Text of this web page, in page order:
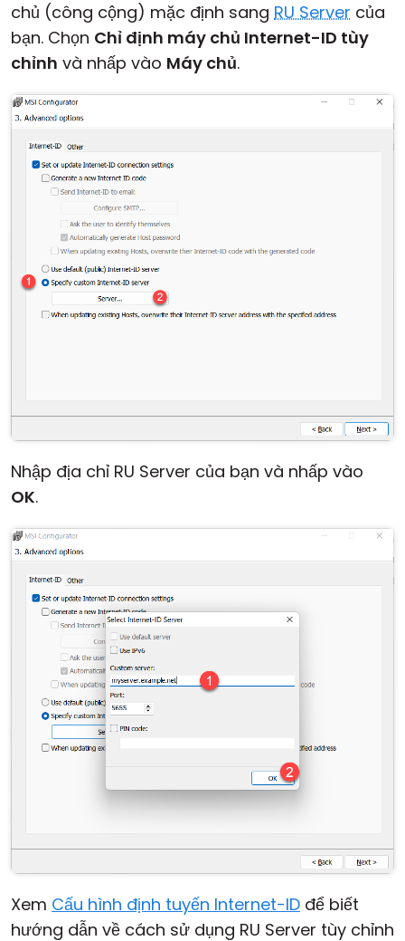
chủ (công cộng) mặc định sang RU Server của
bạn. Chọn Chỉ định máy chủ Internet-ID tùy
chỉnh và nhấp vào Máy chủ.
Nhập địa chỉ RU Server của bạn và nhấp vào
OK.
Xem Cấu hình định tuyến Internet-ID để biết
hướng dẫn về cách sử dụng RU Server tùy chỉnh